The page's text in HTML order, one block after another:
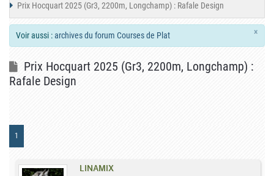
Prix Hocquart 2025 (Gr3, 2200m, Longchamp) : Rafale Design
×
Voir aussi :archives du forum Courses de Plat
Prix Hocquart 2025 (Gr3, 2200m, Longchamp) :
Rafale Design
1
LINAMIX